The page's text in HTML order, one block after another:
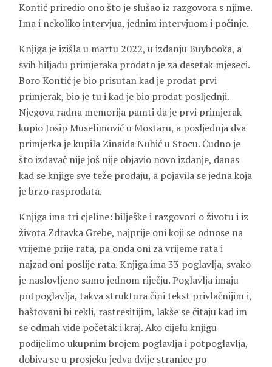
Kontić priredio ono što je slušao iz razgovora s njime.
Ima i nekoliko intervjua, jednim intervjuom i počinje.
Knjiga je izišla u martu 2022, u izdanju Buybooka, a
svih hiljadu primjeraka prodato je za desetak mjeseci.
Boro Kontić je bio prisutan kad je prodat prvi
primjerak, bio je tu i kad je bio prodat posljednji.
Njegova radna memorija pamti da je prvi primjerak
kupioJosip Muselimoviću Mostaru, a posljednja dva
primjerka je kupila Zinaida Nuhiću Stocu. Čudno je
što izdavač nije još nije objavio novo izdanje, danas
kad se knjige sve teže prodaju, a pojavila se jedna koja
je brzo rasprodata.
Knjiga ima tri cjeline: bilješke i razgovori o životu i iz
života Zdravka Grebe, najprije oni koji se odnose na
vrijeme prije rata, pa onda oni za vrijeme rata i
najzad oni poslije rata. Knjiga ima 33 poglavlja, svako
je naslovljeno samo jednom riječju. Poglavlja imaju
potpoglavlja, takva struktura čini tekst privlačnijim i,
baštovani bi rekli, rastresitijim, lakše se čitaju kad im
se odmah vide početak i kraj. Ako cijelu knjigu
podijelimo ukupnim brojem poglavlja i potpoglavlja,
dobiva se u prosjeku jedva dvije stranice po